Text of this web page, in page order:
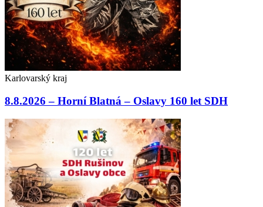
Karlovarský kraj
8.8.2026 – Horní Blatná – Oslavy 160 let SDH